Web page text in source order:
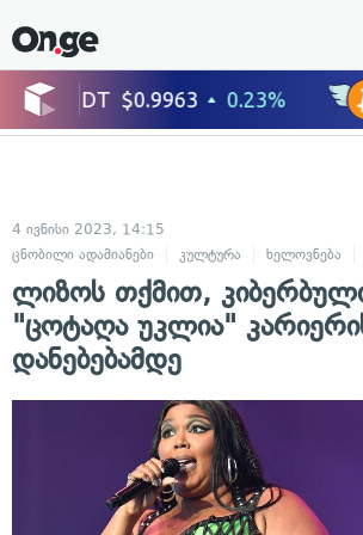
4 ივნისი 2023, 14:15
ცნობილი ადამიანები
კულტურა ხელოვნება
ლიზოს თქმით,
"ცოტაღა უკლია"
დანებებამდე